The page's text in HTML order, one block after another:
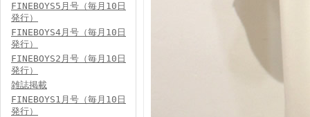
FINEBOYS2024年2月号
FINEBOYS5月号（毎月10日
発行）
FINEBOYS4月号（毎月10日
発行）
FINEBOYS2月号（毎月10日
発行）
雑誌掲載
FINEBOYS1月号（毎月10日
発行）